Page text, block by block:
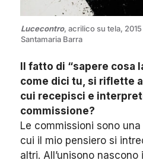
Lucecontro, acrilico su tela,
Santamaria Barra
Il fatto di “sapere cosa
come dici tu, si riflette
cui recepisci e
commissione?
Le commissioni sono
cui il mio pensiero si
altri. All’unisono